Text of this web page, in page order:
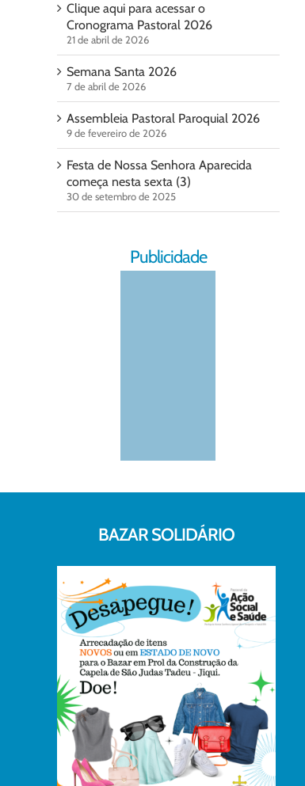
Clique aqui para acessar o
Cronograma Pastoral 2026
21 de abril de 2026
Semana Santa 2026
7 de abril de 2026
Assembleia Pastoral Paroquial 2026
9 de fevereiro de 2026
Festa de Nossa Senhora Aparecida
começa nesta sexta (3)
30 de setembro de 2025
Publicidade
BAZAR SOLIDÁRIO